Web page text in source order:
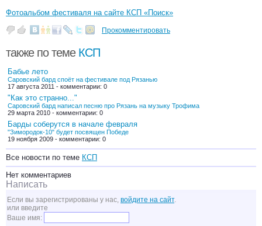
Фотоальбом фестиваля на сайте КСП «Поиск»
Прокомментировать
также по теме КСП
Бабье лето
Саровский бард споёт на фестивале под Рязанью
17 августа 2011 - комментарии: 0
"Как это странно..."
Саровский бард написал песню про Рязань на музыку Трофима
29 марта 2010 - комментарии: 0
Барды соберутся в начале февраля
"Зимородок-10" будет посвящен Победе
19 ноября 2009 - комментарии: 0
Все новости по теме КСП
Нет комментариев
Написать
Если вы зарегистрированы у нас, войдите на сайт.
или введите
Ваше имя: